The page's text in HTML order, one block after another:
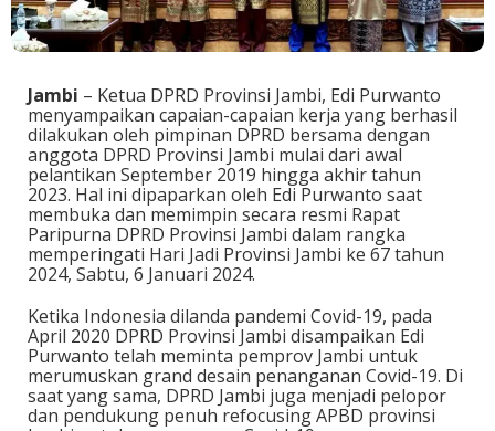
Jambi – Ketua DPRD Provinsi Jambi, Edi Purwanto
menyampaikan capaian-capaian kerja yang berhasil
dilakukan oleh pimpinan DPRD bersama dengan
anggota DPRD Provinsi Jambi mulai dari awal
pelantikan September 2019 hingga akhir tahun
2023. Hal ini dipaparkan oleh Edi Purwanto saat
membuka dan memimpin secara resmi Rapat
Paripurna DPRD Provinsi Jambi dalam rangka
memperingati Hari Jadi Provinsi Jambi ke 67 tahun
2024, Sabtu, 6 Januari 2024.
Ketika Indonesia dilanda pandemi Covid-19, pada
April 2020 DPRD Provinsi Jambi disampaikan Edi
Purwanto telah meminta pemprov Jambi untuk
merumuskan grand desain penanganan Covid-19. Di
saat yang sama, DPRD Jambi juga menjadi pelopor
dan pendukung penuh refocusing APBD provinsi